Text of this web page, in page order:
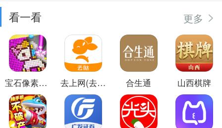
看一看 更多
宝石像素涂色 去上网(去哒) 合生通 山西棋牌